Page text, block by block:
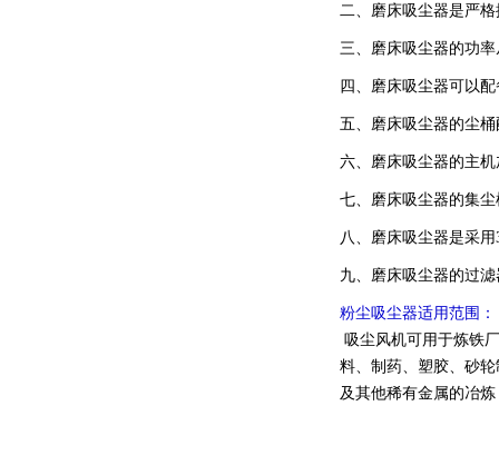
二、磨床吸尘器是严
三、磨床吸尘器的功
四、磨床吸尘器可以
五、磨床吸尘器的尘
六、磨床吸尘器的主
七、磨床吸尘器的集
八、磨床吸尘器是采
九、磨床吸尘器的过
粉尘吸尘器适用范围：
吸尘风机可用于炼铁
料、制药、塑胶、砂
及其他稀有金属的冶